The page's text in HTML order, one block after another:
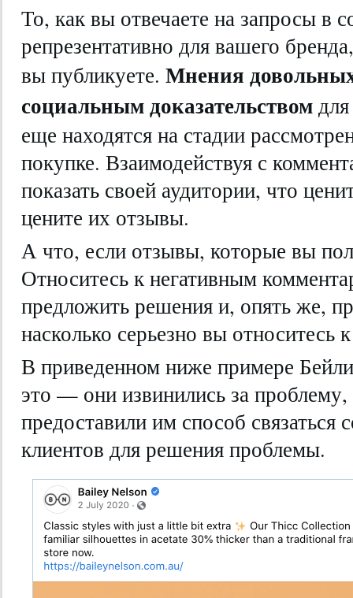
То, как вы отвечаете на запросы в
репрезентативно для вашего
вы публикуете. Мнения
социальным доказательством
еще находятся на стадии
покупке. Взаимодействуя с
показать своей аудитории, что
цените их отзывы.
А что, если отзывы, которые вы
Относитесь к негативным
предложить решения и, опять же,
насколько серьезно вы
В приведенном ниже примере
это — они извинились за
предоставили им способ
клиентов для решения проблемы.